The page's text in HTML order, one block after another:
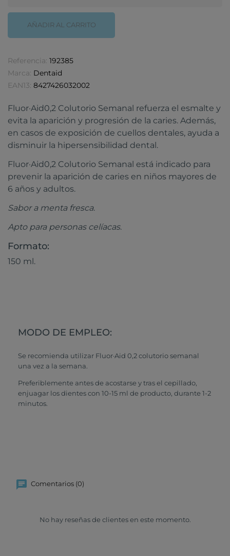
AÑADIR AL CARRITO
Referencia: 192385
Marca: Dentaid
EAN13: 8427426032002
Fluor·Aid0,2 Colutorio Semanal refuerza el esmalte y
evita la aparición y progresión de la caries. Además,
en casos de exposición de cuellos dentales, ayuda a
disminuir la hipersensibilidad dental.
Fluor·Aid0,2 Colutorio Semanal está indicado para
prevenir la aparición de caries en niños mayores de
6 años y adultos.
Sabor a menta fresca.
Apto para personas celíacas.
Formato:
150 ml.
MODO DE EMPLEO:
Se recomienda utilizar Fluor·Aid 0,2 colutorio semanal
una vez a la semana.
Preferiblemente antes de acostarse y tras el cepillado,
enjuagar los dientes con 10-15 ml de producto, durante 1-2
minutos.
Comentarios (0)
No hay reseñas de clientes en este momento.